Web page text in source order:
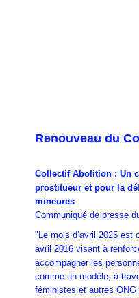
Renouveau du
Collectif Abolition : Un
prostitueur et pour la
mineures
Communiqué de presse
"Le mois d’avril 2025 est
avril 2016 visant à
accompagner les
comme un modèle, à
féministes et autres